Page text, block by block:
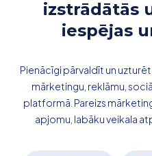
izstrādātās
iespējas
Pienācīgi pārvaldīt un
mārketingu, reklāmu,
platformā. Pareizs
apjomu, labāku veikala